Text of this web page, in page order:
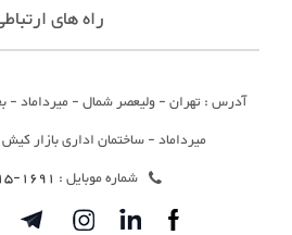
راه های
آدرس : تهران - ولیعصر شمال - میرداماد -
میرداماد - ساختمان اداری بازار کیش (پلاک
شماره موبایل : 1691-915-0912